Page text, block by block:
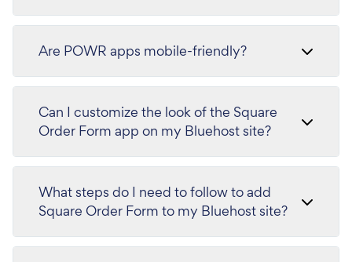
Are POWR apps mobile-friendly?
Can I customize the look of the Square
Order Form app on my Bluehost site?
What steps do I need to follow to add
Square Order Form to my Bluehost site?